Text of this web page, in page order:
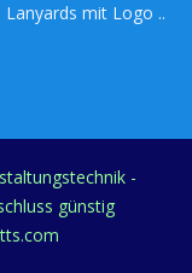
mit Logo ..
-
günstig